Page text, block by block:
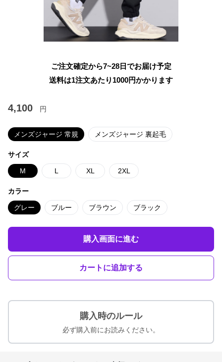
ご注文確定から7~28日でお届け予定
送料は1注文あたり 1000円かかります
4,100 円
メンズジャージ 常規 メンズジャージ 裏起毛
サイズ
M L XL 2XL
カラー
グレー ブルー ブラウン ブラック
購入画面に進む
カートに追加する
購入時のルール
必ず購入前にお読みください。